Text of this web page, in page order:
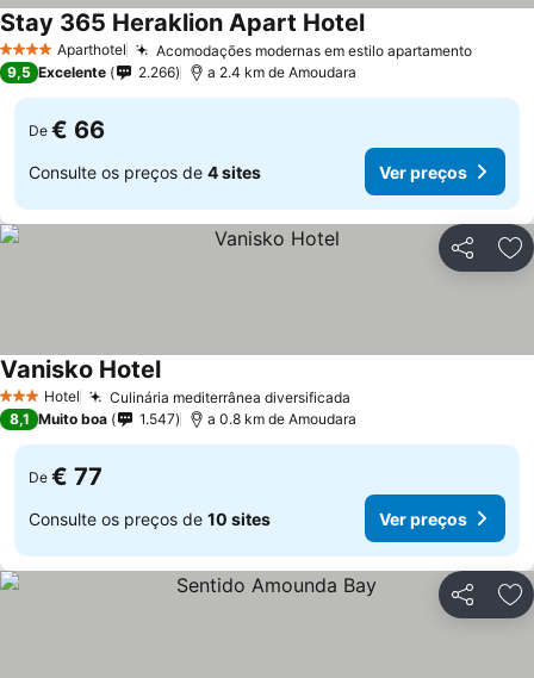
4 EstrelasAparthotel Acomodações modernas em estilo apartamento
Stay 365 Heraklion Apart Hotel
9,5 Excelente 2.266 a 2.4 km de Amoudara
De € 66
Consulte os preços de 4 sites Ver preços
Partilhar
3 EstrelasHotel Culinária mediterrânea diversificada
Vanisko Hotel
8,1 Muito boa 1.547 a 0.8 km de Amoudara
De € 77
Consulte os preços de 10 sites Ver preços
Partilhar